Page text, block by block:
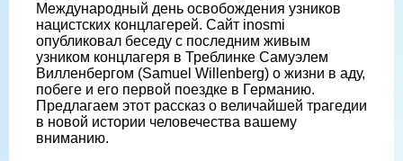
Международный день освобождения узников
нацистских концлагерей. Сайт inosmi
опубликовал беседу с последним живым
узником концлагеря в Треблинке Самуэлем
Вилленбергом (Samuel Willenberg) о жизни в аду,
побеге и его первой поездке в Германию.
Предлагаем этот рассказ о величайшей трагедии
в новой истории человечества вашему
вниманию.